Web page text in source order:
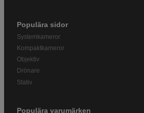
Populära sidor
Systemkameror
Kompaktkameror
Objektiv
Drönare
Stativ
Populära varumärken